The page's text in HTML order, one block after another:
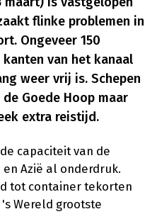
flinke problemen in
Ongeveer 150
van het kanaal
weer vrij is. Schepen
Goede Hoop maar
extra reistijd.
capaciteit van de
Azië al onderdruk.
tot container tekorten
Wereld grootste